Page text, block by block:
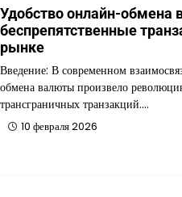
Удобство онлайн-обмена
беспрепятственные
рынке
Введение: В современном
обмена валюты произвело
трансграничных транзакций.…
10 февраля 2026